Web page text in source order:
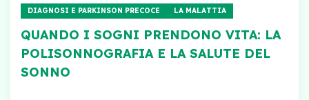
DIAGNOSI E PARKINSON PRECOCE LA MALATTIA
QUANDO I SOGNI PRENDONO VITA: LA
POLISONNOGRAFIA E LA SALUTE DEL
SONNO